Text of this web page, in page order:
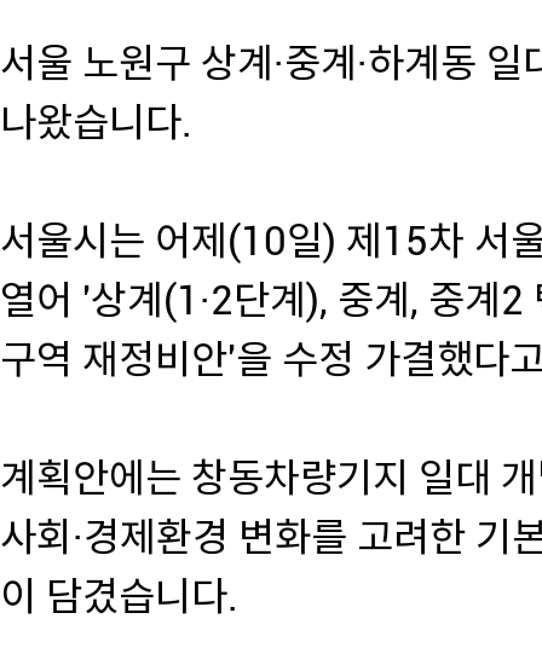
서울 노원구 상계·중계·하계동
나왔습니다.
서울시는 어제(10일) 제15차 서
열어 '상계(1·2단계), 중계, 중계
구역 재정비안'을 수정 가결했다
계획안에는 창동차량기지 일대
사회·경제환경 변화를 고려한 기
이 담겼습니다.